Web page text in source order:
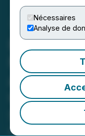
Nécessaires
Analyse de
Besra
and
May 15, 2026 8:17